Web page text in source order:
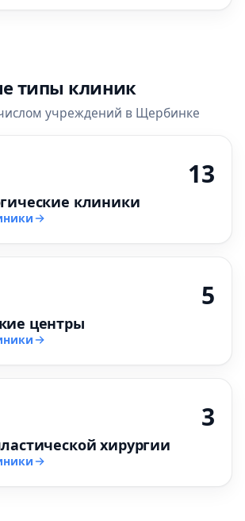
типы клиник
учреждений в Щербинке
13
клиники
5
центры
3
хирургии